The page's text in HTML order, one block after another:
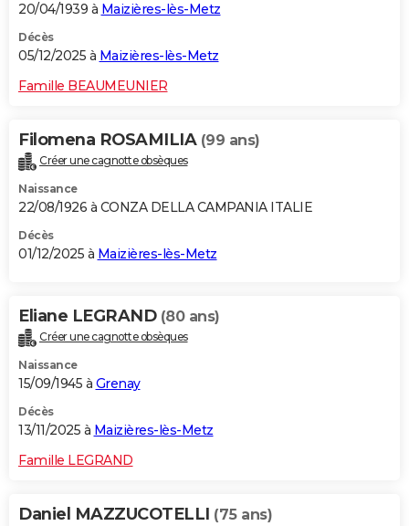
20/04/1939 à Maizières-lès-Metz
Décès
05/12/2025 à Maizières-lès-Metz
Famille BEAUMEUNIER
Filomena ROSAMILIA (99 ans)
Créer une cagnotte obsèques
Naissance
22/08/1926 à CONZA DELLA CAMPANIA ITALIE
Décès
01/12/2025 à Maizières-lès-Metz
Eliane LEGRAND (80 ans)
Créer une cagnotte obsèques
Naissance
15/09/1945 à Grenay
Décès
13/11/2025 à Maizières-lès-Metz
Famille LEGRAND
Daniel MAZZUCOTELLI (75 ans)